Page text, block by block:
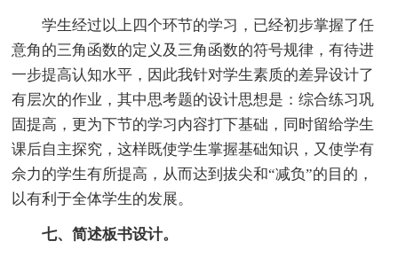
学生经过以上四个环节的学习，已经初步掌握了任
意角的三角函数的定义及三角函数的符号规律，有待进
一步提高认知水平，因此我针对学生素质的差异设计了
有层次的作业，其中思考题的设计思想是：综合练习巩
固提高，更为下节的学习内容打下基础，同时留给学生
课后自主探究，这样既使学生掌握基础知识，又使学有
佘力的学生有所提高，从而达到拔尖和“减负”的目的，
以有利于全体学生的发展。
七、简述板书设计。